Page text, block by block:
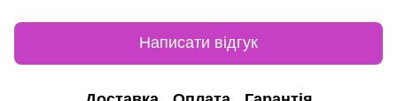
Написати відгук